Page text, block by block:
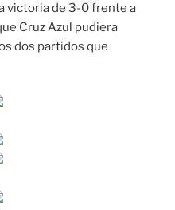
victoria de 3-0 frente a
Cruz Azul pudiera
dos partidos que